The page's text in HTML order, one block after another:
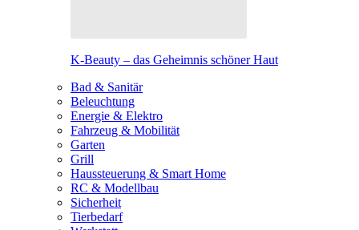
K-Beauty – das Geheimnis schöner Haut
Bad & Sanitär
Beleuchtung
Energie & Elektro
Fahrzeug & Mobilität
Garten
Grill
Haussteuerung & Smart Home
RC & Modellbau
Sicherheit
Tierbedarf